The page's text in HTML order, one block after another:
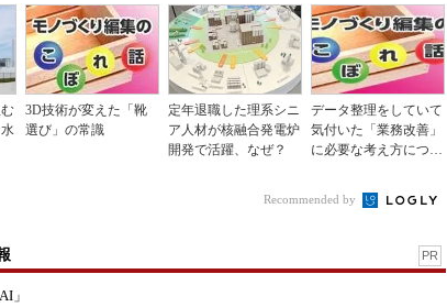
3D技術が変えた「靴
選び」の常識
定年退職した理系シニ
ア人材が核融合発電炉
開発で活躍、なぜ？
データ整理をしていて
気付いた「業務改善」
に必要な考え方につい
Recommended by
PR
」